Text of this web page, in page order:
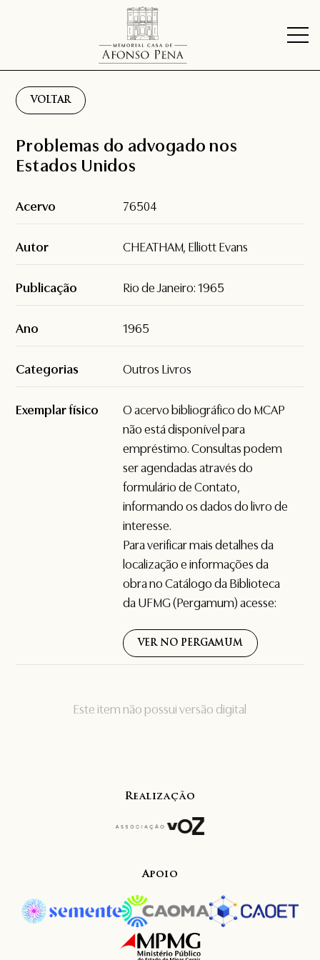
VOLTAR
Este item não possui versão digital
Problemas do advogado nos
Estados Unidos
Acervo 76504
Autor CHEATHAM, Elliott Evans
Publicação Rio de Janeiro: 1965
Ano 1965
Categorias Outros Livros
Exemplar físico
O acervo bibliográfico do MCAP
não está disponível para
empréstimo. Consultas podem
ser agendadas através do
formulário deContato,
informando os dados do livro de
interesse.
Para verificar mais detalhes da
localização e informações da
obra no Catálogo da Biblioteca
da UFMG (Pergamum) acesse:
VER NO PERGAMUM
Realização
Apoio